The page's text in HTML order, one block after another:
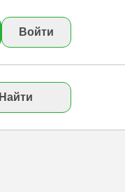
Войти
Найти